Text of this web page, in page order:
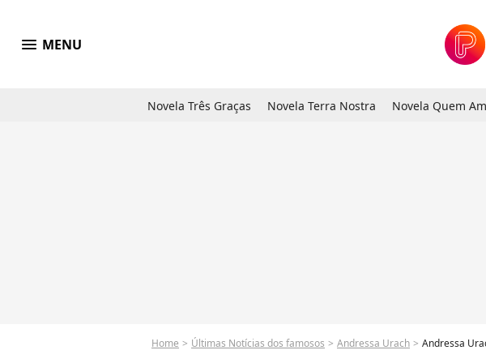
menu MENU
Novela Três Graças Novela Terra Nostra Novela Quem
Home Últimas Notícias dos famosos Andressa Urach Andressa